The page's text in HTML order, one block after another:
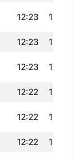
12:23 17:13
12:23 17:12
12:23 17:11
12:22 17:10
12:22 17:09
12:22 17:08